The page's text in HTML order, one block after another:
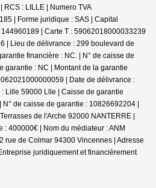
RCS : LILLE | Numero TVA
| Forme juridique : SAS | Capital
| Carte T : 59062018000033239
| Lieu de délivrance : 299 boulevard de
financière : NC. | N° de caisse de
garantie : NC | Montant de la garantie
| Date de délivrance :
Lille 59000 Llle | Caisse de garantie
N° de caisse de garantie : 10826692204 |
de l'Arche 92000 NANTERRE |
: 400000€ | Nom du médiateur : ANM
rue de Colmar 94300 Vincennes | Adresse
juridiquement et financièrement